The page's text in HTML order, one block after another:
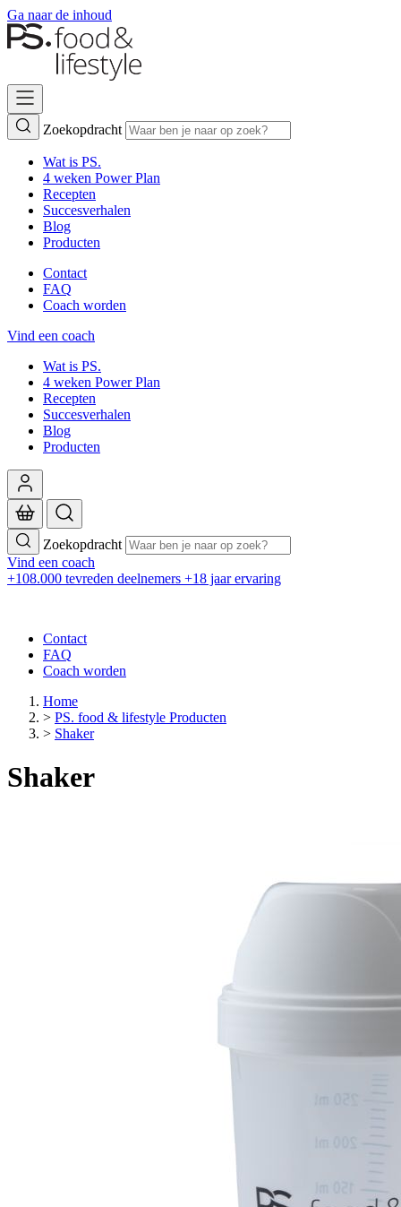
Ga naar de inhoud
Zoekopdracht
Wat is PS.
4 weken Power Plan
Recepten
Succesverhalen
Blog
Producten
Contact
FAQ
Coach worden
Vind een coach
Wat is PS.
4 weken Power Plan
Recepten
Succesverhalen
Blog
Producten
Zoekopdracht
Vind een coach
+108.000 tevreden deelnemers +18 jaar ervaring
Contact
FAQ
Coach worden
Home
> PS. food & lifestyle Producten
> Shaker
Shaker